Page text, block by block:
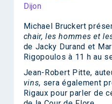
Dijon
Michael Bruckert
chair, les hommes et
de Jacky Durand et
Rigopoulos à 11 h au
Jean-Robert Pitte,
vins, sera également
Rigaux pour parler de